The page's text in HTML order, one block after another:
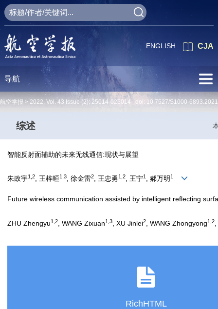
CJA
ENGLISH
导航
航空学报 > 2022, Vol. 43 Issue (2): 25014-025014 doi: 10.7527/S1000-
综述
智能反射面辅助的未来无线通信:现状与展望
朱政宇1,2, 王梓晅1,3, 徐金雷2, 王忠勇1,2, 王宁1 , 郝万明 1
Future wireless communication assisted by intelligent reflecting
ZHU Zhengyu1,2 , WANG Zixuan1,3 , XU Jinlei2 , WANG Zhongyong1,2
RichHTML